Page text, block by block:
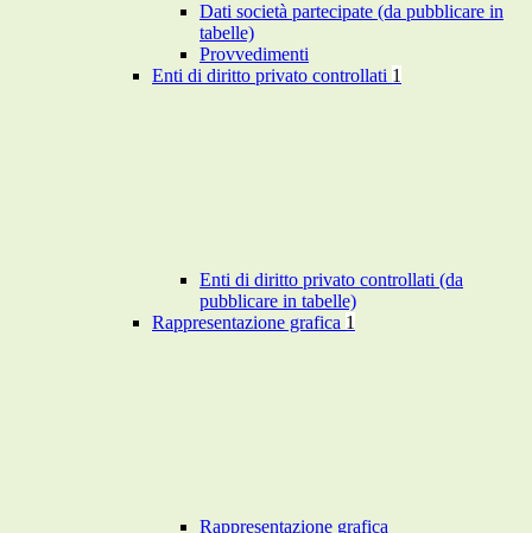
Dati società partecipate (da pubblicare in
tabelle)
Provvedimenti
Enti di diritto privato controllati 1
Enti di diritto privato controllati (da
pubblicare in tabelle)
Rappresentazione grafica 1
Rappresentazione grafica